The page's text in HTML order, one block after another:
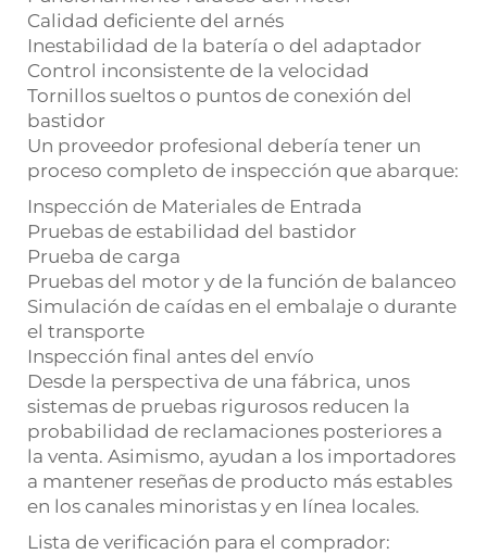
Calidad deficiente del arnés
Inestabilidad de la batería o del adaptador
Control inconsistente de la velocidad
Tornillos sueltos o puntos de conexión del
bastidor
Un proveedor profesional debería tener un
proceso completo de inspección que abarque:
Inspección de Materiales de Entrada
Pruebas de estabilidad del bastidor
Prueba de carga
Pruebas del motor y de la función de balanceo
Simulación de caídas en el embalaje o durante
el transporte
Inspección final antes del envío
Desde la perspectiva de una fábrica, unos
sistemas de pruebas rigurosos reducen la
probabilidad de reclamaciones posteriores a
la venta. Asimismo, ayudan a los importadores
a mantener reseñas de producto más estables
en los canales minoristas y en línea locales.
Lista de verificación para el comprador: